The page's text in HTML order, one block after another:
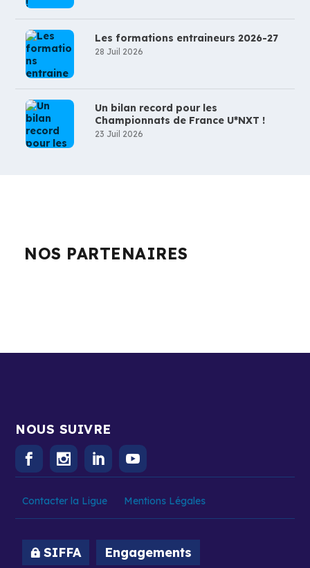
Les formations entraineurs 2026-27
28 Juil 2026
Un bilan record pour les
Championnats de France U*NXT !
23 Juil 2026
NOS PARTENAIRES
NOUS SUIVRE
Contacter la Ligue Mentions Légales
SIFFA Engagements